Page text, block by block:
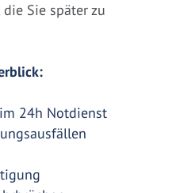
Sie später zu
24h Notdienst